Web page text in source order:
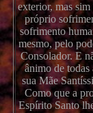
exterior, mas
próprio
sofrimento
mesmo, pelo
Consolador. E
ânimo de todas
sua Mãe
Como que a
Espírito Santo